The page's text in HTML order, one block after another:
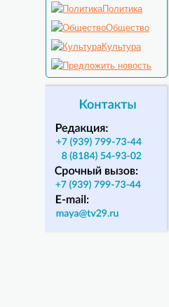
Политика
Общество
Культура